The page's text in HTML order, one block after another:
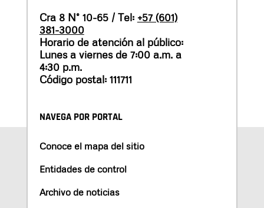
Cra 8 N° 10-65 / Tel: +57 (601)
381-3000
Horario de atención al público:
Lunes a viernes de 7:00 a.m. a
4:30 p.m.
Código postal: 111711
NAVEGA POR PORTAL
Conoce el mapa del sitio
Entidades de control
Archivo de noticias